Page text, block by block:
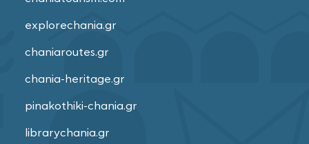
explorechania.gr
chaniaroutes.gr
chania-heritage.gr
pinakothiki-chania.gr
librarychania.gr